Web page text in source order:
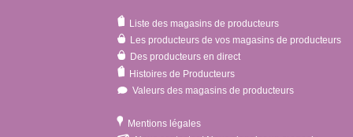
Liste des magasins de producteurs
Les producteurs de vos magasins de producteurs
Des producteurs en direct
Histoires de Producteurs
Valeurs des magasins de producteurs
Mentions légales